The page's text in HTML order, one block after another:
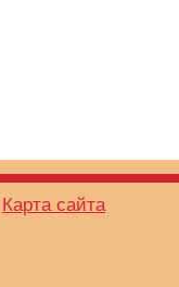
Карта сайта